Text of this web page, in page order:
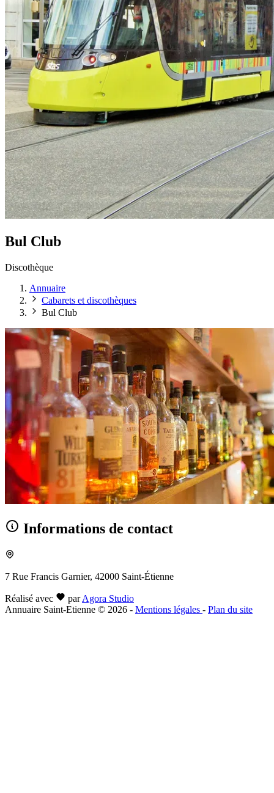
Bul Club
Discothèque
Annuaire
Cabarets et discothèques
Bul Club
Informations de contact
7 Rue Francis Garnier, 42000 Saint-Étienne
Réalisé avec par Agora Studio
Annuaire Saint-Etienne © 2026 - Mentions légales - Plan du site